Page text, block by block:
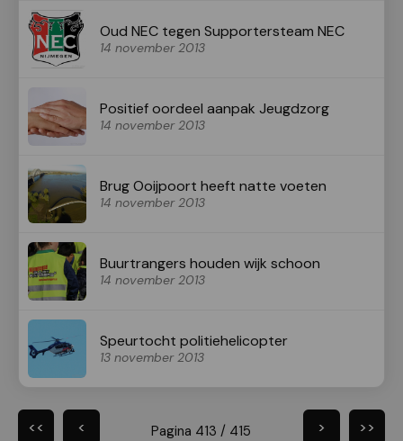
Oud NEC tegen Supportersteam NEC
14 november 2013
Positief oordeel aanpak Jeugdzorg
14 november 2013
Brug Ooijpoort heeft natte voeten
14 november 2013
Buurtrangers houden wijk schoon
14 november 2013
Speurtocht politiehelicopter
13 november 2013
<< < Pagina 413 / 415 > >>